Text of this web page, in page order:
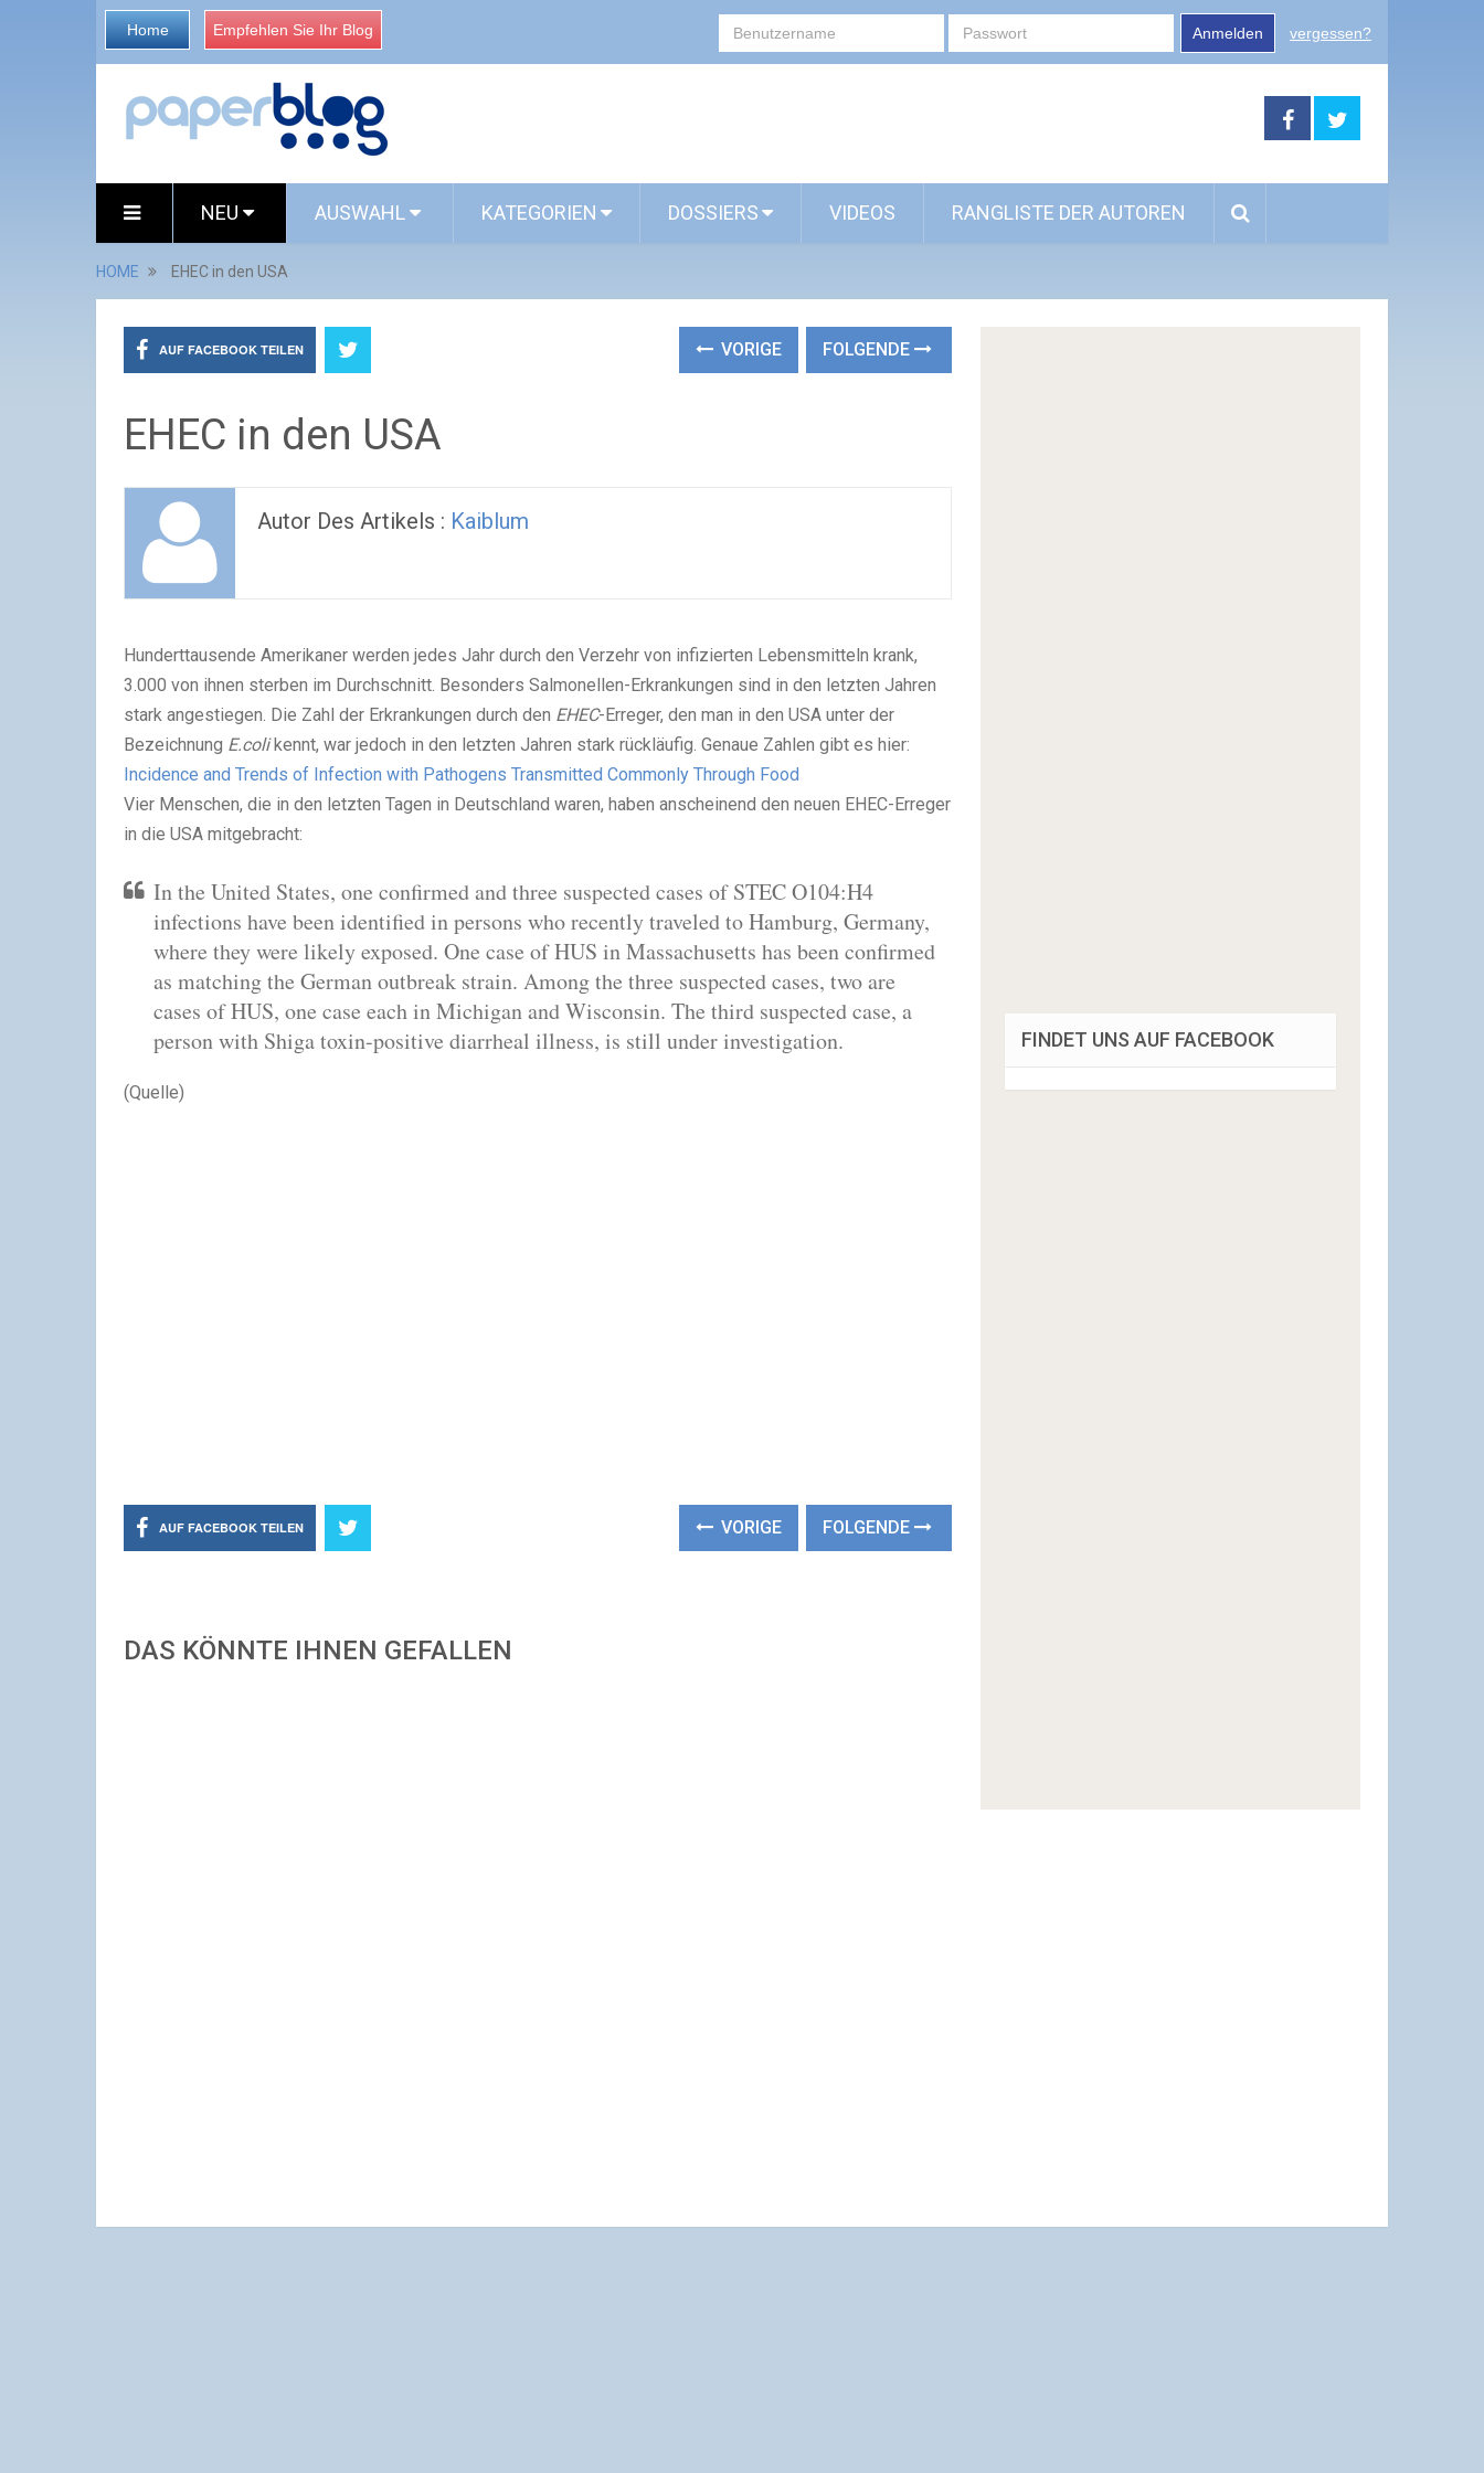
Home Empfehlen Sie Ihr Blog Anmelden vergessen?
NEU AUSWAHL KATEGORIEN DOSSIERS VIDEOS RANGLISTE DER AUTOREN
HOME EHEC in den USA
AUF FACEBOOK TEILEN VORIGE FOLGENDE
EHEC in den USA
Autor Des Artikels : Kaiblum
Hunderttausende Amerikaner werden jedes Jahr durch den Verzehr von infizierten Lebensmitteln krank,
3.000 von ihnen sterben im Durchschnitt. Besonders Salmonellen-Erkrankungen sind in den letzten Jahren
stark angestiegen. Die Zahl der Erkrankungen durch den EHEC-Erreger, den man in den USA unter der
Bezeichnung E.colikennt, war jedoch in den letzten Jahren stark rückläufig. Genaue Zahlen gibt es hier:
Incidence and Trends of Infection with Pathogens Transmitted Commonly Through Food
Vier Menschen, die in den letzten Tagen in Deutschland waren, haben anscheinend den neuen EHEC-Erreger
in die USA mitgebracht:
In the United States, one confirmed and three suspected cases of STEC O104:H4
infections have been identified in persons who recently traveled to Hamburg, Germany,
where they were likely exposed. One case of HUS in Massachusetts has been confirmed
as matching the German outbreak strain. Among the three suspected cases, two are
cases of HUS, one case each in Michigan and Wisconsin. The third suspected case, a
person with Shiga toxin-positive diarrheal illness, is still under investigation.
(Quelle)
AUF FACEBOOK TEILEN VORIGE FOLGENDE
DAS KÖNNTE IHNEN GEFALLEN
FINDET UNS AUF FACEBOOK